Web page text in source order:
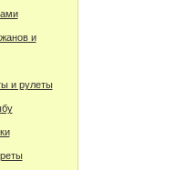
и
и рулеты